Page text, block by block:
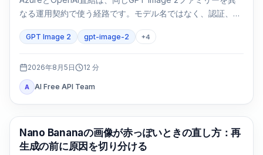
なる運用契約で使う経路です。モデル名ではなく、認証、リ
ージョン、請求、クォータ、形式、サポートで選びます。
GPT Image 2 gpt-image-2 +4
2026年8月5日 12 分
A AI Free API Team
AI画像生成
Nano Bananaの画像が赤っぽいときの直し方：再
生成の前に原因を切り分ける